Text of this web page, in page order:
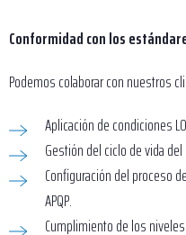
Conformidad con los
Podemos colaborar con nuestros
Aplicación de condiciones
Gestión del ciclo de vida
Configuración del proceso
APQP.
Cumplimiento de los